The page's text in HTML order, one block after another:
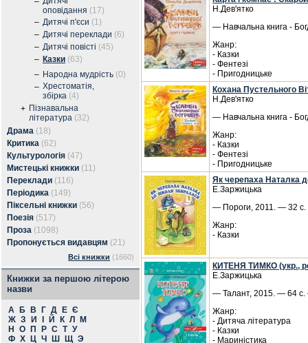
оповідання (17)
– Дитячі п'єси (1)
– Дитячі переклади (6)
– Дитячі повісті (45)
– Казки (63)
– Народна мудрість (0)
– Хрестоматія,
збірка (4)
+ Пізнавальна
література (32)
Драма (18)
Критика (62)
Культурологія (47)
Мистецькі книжки (11)
Переклади (116)
Періодика (149)
Піксельні книжки (56)
Поезія (517)
Проза (1098)
Пропонується видавцям (21)
Всі книжки (1660)
Книжки за першою літерою
назви
А Б В Г Д Е Є
Ж З И Й К Л
М
Н
О П Р С Т У
Ф Х Ц Ч Ш Щ Э
Н.Дев'ятко
— Навчальна книга -
Жанр:
- Казки
- Фентезі
- Пригодницьке
Кохана Пустельного
Н.Дев'ятко
— Навчальна книга -
Жанр:
- Казки
- Фентезі
- Пригодницьке
Як черепаха Наталка
Е.Заржицька
— Пороги, 2011. — 32 с.
Жанр:
- Казки
КИТЕНЯ ТИМКО (укр.,
Е.Заржицька
— Талант, 2015. — 64
Жанр:
- Дитяча література
- Казки
- Мариністика